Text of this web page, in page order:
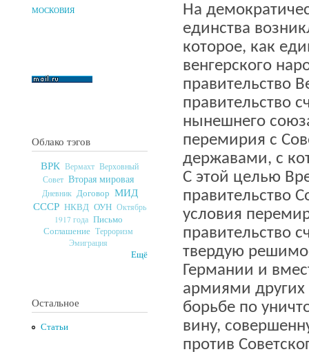
МОСКОВИЯ
Облако тэгов
ВРК Вермахт Верховный
Совет Вторая мировая
Дневник Договор МИД
СССР НКВД ОУН Октябрь
1917 года Письмо
Соглашение Терроризм
Эмиграция
Ещё
Остальное
Статьи
На
единства
которое, как
венгерского
правительство
правительство
нынешнего
перемирия с
державами, с
С этой целью
правительство
условия
правительство
твердую
Германии и
армиями других
борьбе по
вину,
против